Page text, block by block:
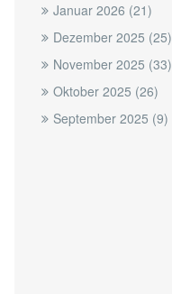
Januar 2026 (21)
Dezember 2025 (25)
November 2025 (33)
Oktober 2025 (26)
September 2025 (9)